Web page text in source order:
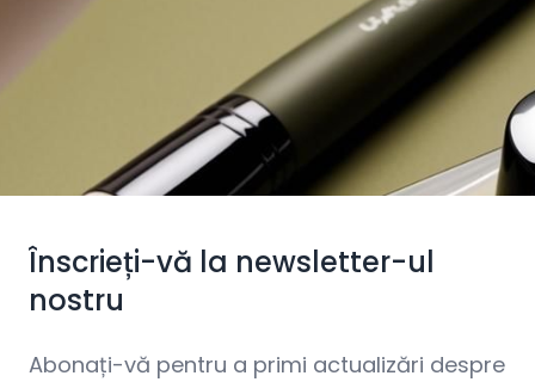
Înscrieți-vă la newsletter-ul
nostru
Abonați-vă pentru a primi actualizări despre